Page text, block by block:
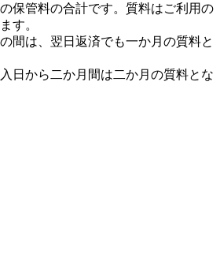
保管料の合計です。質料はご利用の
す。
間は、翌日返済でも一か月の質料と
日から二か月間は二か月の質料とな